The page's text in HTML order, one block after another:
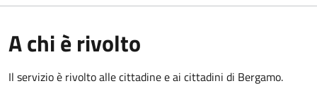
A chi è rivolto
Il servizio è rivolto alle cittadine e ai cittadini di Bergamo.